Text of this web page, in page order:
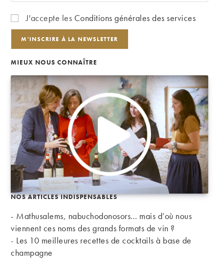
J'accepte les Conditions générales des services
MIEUX NOUS CONNAÎTRE
NOS ARTICLES INDISPENSABLES
- Mathusalems, nabuchodonosors… mais d’où nous
viennent ces noms des grands formats de vin ?
- Les 10 meilleures recettes de cocktails à base de
champagne